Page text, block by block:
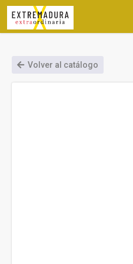
Volver al catálogo